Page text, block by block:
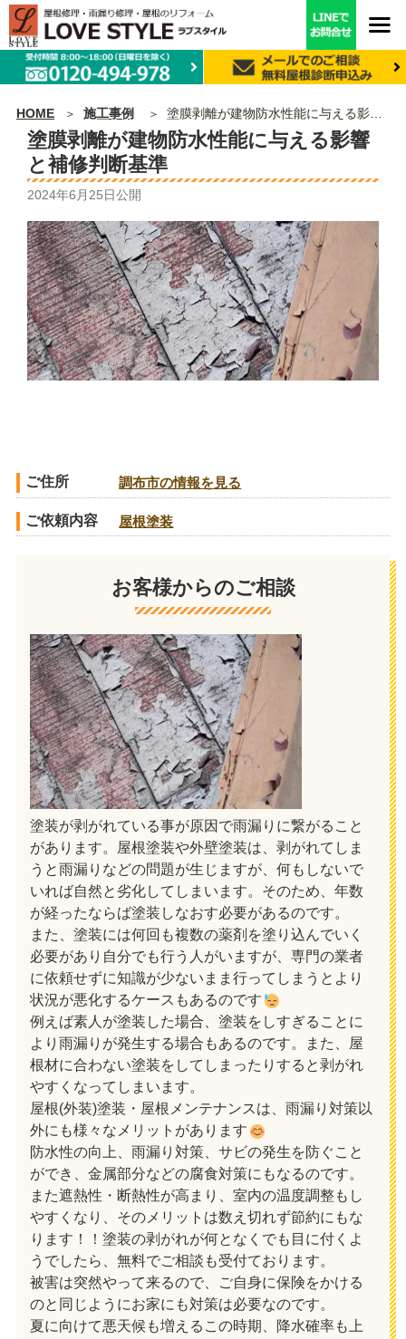
HOME 施工事例 塗膜剥離が建物防水性能に与える影響と補修判断基準
塗膜剥離が建物防水性能に与える影響
と補修判断基準
2024年6月25日公開
ご住所 調布市の情報を見る
ご依頼内容 屋根塗装
お客様からのご相談
塗装が剥がれている事が原因で雨漏りに繋がること
があります。屋根塗装や外壁塗装は、剥がれてしま
うと雨漏りなどの問題が生じますが、何もしないで
いれば自然と劣化してしまいます。そのため、年数
が経ったならば塗装しなおす必要があるのです。
また、塗装には何回も複数の薬剤を塗り込んでいく
必要があり自分でも行う人がいますが、専門の業者
に依頼せずに知識が少ないまま行ってしまうとより
状況が悪化するケースもあるのです
例えば素人が塗装した場合、塗装をしすぎることに
より雨漏りが発生する場合もあるのです。また、屋
根材に合わない塗装をしてしまったりすると剥がれ
やすくなってしまいます。
屋根(外装)塗装・屋根メンテナンスは、雨漏り対策以
外にも様々なメリットがあります
防水性の向上、雨漏り対策、サビの発生を防ぐこと
ができ、金属部分などの腐食対策にもなるのです。
また遮熱性・断熱性が高まり、室内の温度調整もし
やすくなり、そのメリットは数え切れず節約にもな
ります！！塗装の剥がれが何となくでも目に付くよ
うでしたら、無料でご相談も受付ております。
被害は突然やって来るので、ご自身に保険をかける
のと同じようにお家にも対策は必要なのです。
夏に向けて悪天候も増えるこの時期、降水確率も上